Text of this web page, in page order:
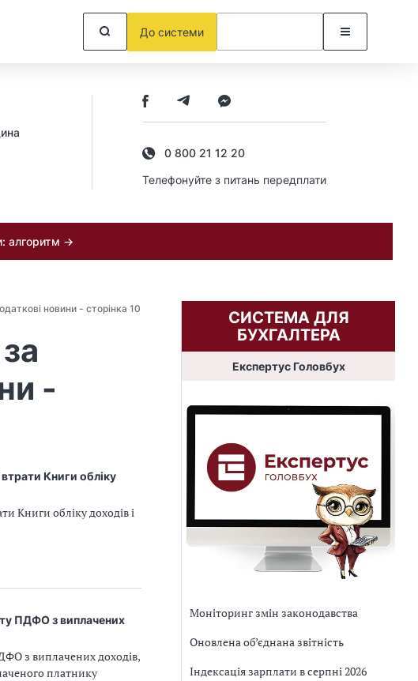
До системи
0 800 21 12 20
Телефонуйте з питань передплати
алгоритм →
новини - сторінка 10
-
втрати Книги обліку
Книги обліку доходів і
ПДФО з виплачених
з виплачених доходів,
платнику
СИСТЕМА ДЛЯ
БУХГАЛТЕРА
Експертус Головбух
Моніторинг змін законодавства
Оновлена об’єднана звітність
Індексація зарплати в серпні 2026